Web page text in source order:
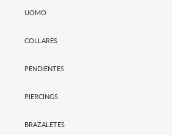
UOMO
COLLARES
PENDIENTES
PIERCINGS
BRAZALETES